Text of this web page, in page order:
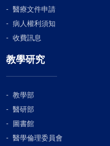
醫療文件申請
病人權利須知
收費訊息
教學研究
教學部
醫研部
圖書館
醫學倫理委員會